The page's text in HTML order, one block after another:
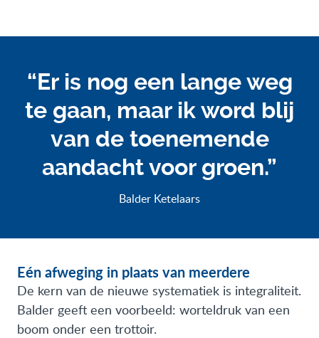
“Er is nog een lange weg
te gaan, maar ik word blij
van de toenemende
aandacht voor groen.”
Balder Ketelaars
Eén afweging in plaats van meerdere
De kern van de nieuwe systematiek is integraliteit.
Balder geeft een voorbeeld: worteldruk van een
boom onder een trottoir.